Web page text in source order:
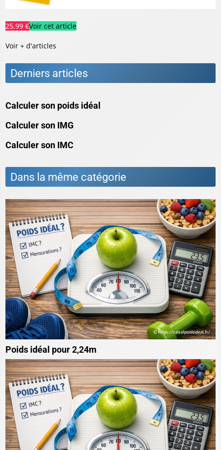
25,99 €Voir cet article
Voir + d'articles
Derniers articles
Calculer son poids idéal
Calculer son IMG
Calculer son IMC
Dans la même catégorie
Poids idéal pour 2,24m